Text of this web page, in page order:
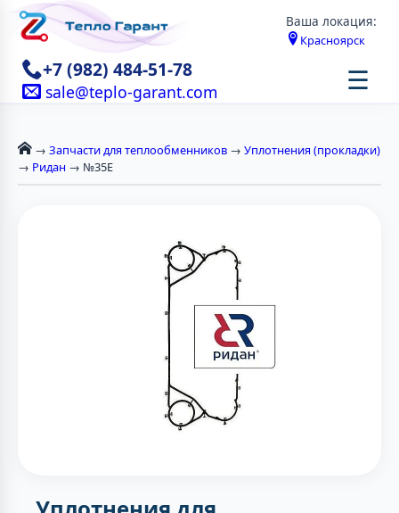
Ваша локация:
Красноярск
+7 (982) 484-51-78
sale@teplo-garant.com ☰
→ Запчасти для теплообменников → Уплотнения (прокладки)
→ Ридан → №35Е